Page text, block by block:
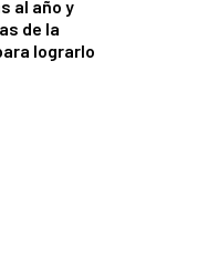
al año y
de la
lograrlo